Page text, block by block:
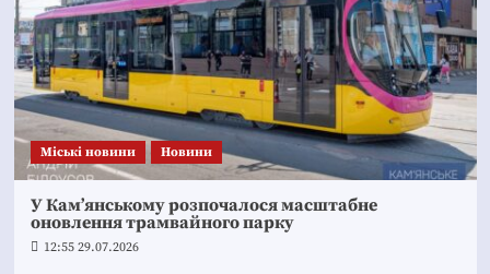
Mіські новини Новини
У Кам’янському розпочалося масштабне
оновлення трамвайного парку
12:55 29.07.2026